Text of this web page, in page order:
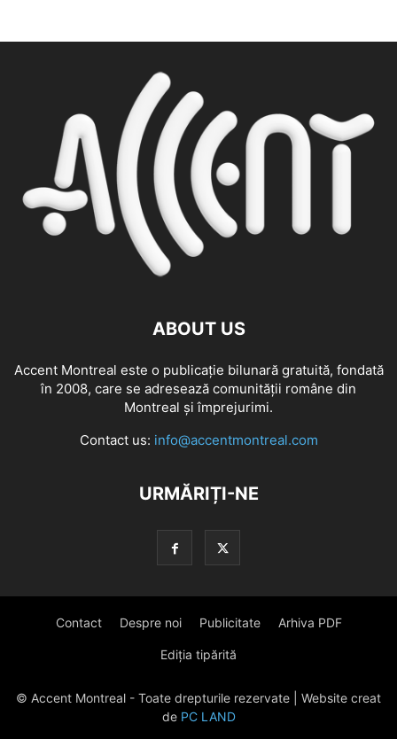
ABOUT US
Accent Montreal este o publicație bilunară gratuită, fondată
în 2008, care se adresează comunităţii române din
Montreal şi împrejurimi.
Contact us: info@accentmontreal.com
URMĂRIȚI-NE
Contact Despre noi Publicitate Arhiva PDF
Ediția tipărită
© Accent Montreal - Toate drepturile rezervate | Website creat
de PC LAND